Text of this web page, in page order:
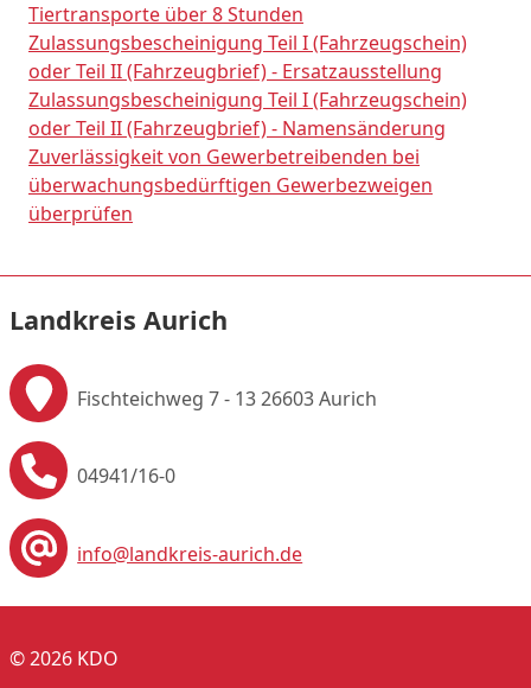
Tiertransporte über 8 Stunden
Zulassungsbescheinigung Teil I (Fahrzeugschein)
oder Teil II (Fahrzeugbrief) - Ersatzausstellung
Zulassungsbescheinigung Teil I (Fahrzeugschein)
oder Teil II (Fahrzeugbrief) - Namensänderung
Zuverlässigkeit von Gewerbetreibenden bei
überwachungsbedürftigen Gewerbezweigen
überprüfen
Landkreis Aurich
Fischteichweg 7 - 1326603 Aurich
04941/16-0
info@landkreis-aurich.de
© 2026 KDO